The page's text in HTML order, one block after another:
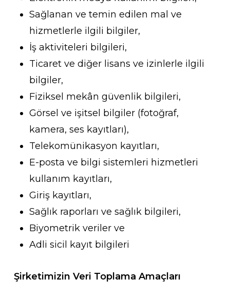
Sağlanan ve temin edilen mal ve
hizmetlerle ilgili bilgiler,
İş aktiviteleri bilgileri,
Ticaret ve diğer lisans ve izinlerle ilgili
bilgiler,
Fiziksel mekân güvenlik bilgileri,
Görsel ve işitsel bilgiler (fotoğraf,
kamera, ses kayıtları),
Telekomünikasyon kayıtları,
E-posta ve bilgi sistemleri hizmetleri
kullanım kayıtları,
Giriş kayıtları,
Sağlık raporları ve sağlık bilgileri,
Biyometrik veriler ve
Adli sicil kayıt bilgileri
Şirketimizin Veri Toplama Amaçları